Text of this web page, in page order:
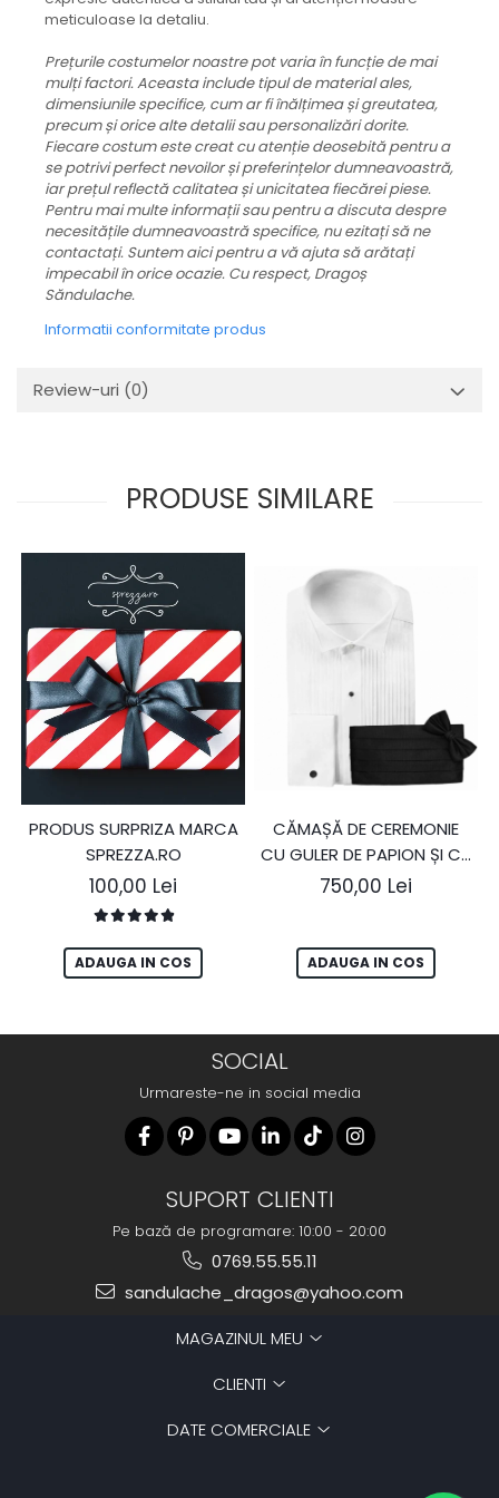
meticuloase la detaliu.
Prețurile costumelor noastre pot varia în funcție de mai
mulți factori. Aceasta include tipul de material ales,
dimensiunile specifice, cum ar fi înălțimea și greutatea,
precum și orice alte detalii sau personalizări dorite.
Fiecare costum este creat cu atenție deosebită pentru a
se potrivi perfect nevoilor și preferințelor dumneavoastră,
iar prețul reflectă calitatea și unicitatea fiecărei piese.
Pentru mai multe informații sau pentru a discuta despre
necesitățile dumneavoastră specifice, nu ezitați să ne
contactați. Suntem aici pentru a vă ajuta să arătați
impecabil în orice ocazie. Cu respect, Dragoș
Săndulache.
Informatii conformitate produs
Review-uri (0)
PRODUSE SIMILARE
PRODUS SURPRIZA MARCA
SPREZZA.RO
100,00 Lei
ADAUGA IN COS
CĂMAȘĂ DE CEREMONIE
CU GULER DE PAPION ȘI CU
ACCESORII
750,00 Lei
ADAUGA IN COS
SOCIAL
Urmareste-ne in social media
SUPORT CLIENTI
Pe bază de programare: 10:00 - 20:00
0769.55.55.11
sandulache_dragos@yahoo.com
MAGAZINUL MEU
CLIENTI
DATE COMERCIALE